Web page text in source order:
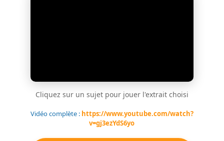
Cliquez sur un sujet pour jouer l'extrait choisi
Vidéo complète : https://www.youtube.com/watch?
v=gj3ezYdS6yo